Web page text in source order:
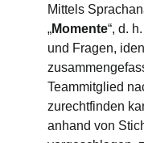
Mittels
„Momente“, d.
und Fragen,
Teammitglied
zurechtfinden
anhand von